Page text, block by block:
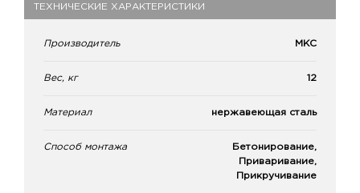
ТЕХНИЧЕСКИЕ ХАРАКТЕРИСТИКИ
Производитель МКС
Вес, кг 12
Материал нержавеющая сталь
Способ монтажа
Бетонирование,
Приваривание,
Прикручивание